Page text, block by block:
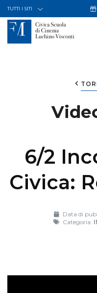
Skip to Content
TUTTI I SITI
6/2
Civica:
Data di
Categoria: